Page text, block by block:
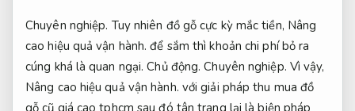
Chuyên nghiệp. Tuy nhiên đồ gỗ cực kỳ mắc tiền, Nâng
cao hiệu quả vận hành. để sắm thì khoản chi phí bỏ ra
cúng khá là quan ngại.Chủ động. Chuyên nghiệp. Vì vậy,
Nâng cao hiệu quả vận hành. với giải pháp thu mua đồ
gỗ cũ giá cao tphcm sau đó tân trang lại là biện pháp